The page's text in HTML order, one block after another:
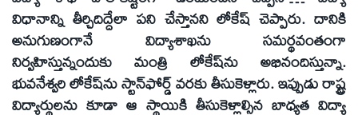
విధానాన్ని తీర్చిదిద్దేలా పని చేస్తానని లోకేష్‌ చెప్పారు. దానికి
అనుగుణంగానే విద్యాశాఖను సమర్థవంతంగా
నిర్వహిస్తున్నందుకు మంత్రి లోకేష్‌ను అభినందిస్తున్నా.
భువనేశ్వరి లోకేష్‌ను స్టాన్‌ఫోర్డ్‌ వరకు తీసుకెళ్లారు. ఇప్పుడు రాష్ట్ర
విద్యార్థులను కూడా ఆ స్థాయికి తీసుకెళ్లాల్సిన బాధ్యత విద్యా